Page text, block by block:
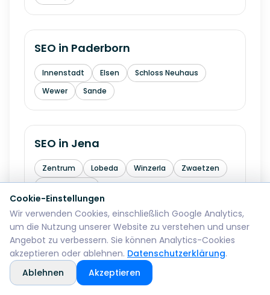
SEO in Paderborn
Innenstadt Elsen
Schloss Neuhaus
Wewer
Sande
SEO in Jena
Zentrum Lobeda Winzerla
Zwaetzen
Wenigenjena
SEO inLueneburg
Altstadt Oedem
Cookie-Einstellungen
Wir verwenden Cookies, einschließlich Google Analytics,
um die Nutzung unserer Website zu verstehen und unser
Angebot zu verbessern. Sie können Analytics-Cookies
akzeptieren oder ablehnen. Datenschutzerklärung.
Ablehnen
Akzeptieren